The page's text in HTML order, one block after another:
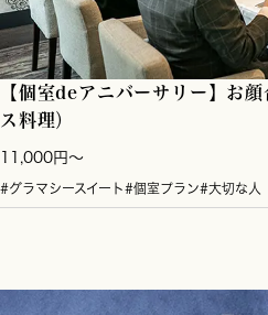
【個室deアニバーサリー】お
ス料理）
11,000円～
#グラマシースイート#個室プラン#大切な人